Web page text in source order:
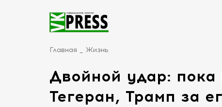
Главная Жизнь
Двойной удар: пока
Тегеран, Трамп за